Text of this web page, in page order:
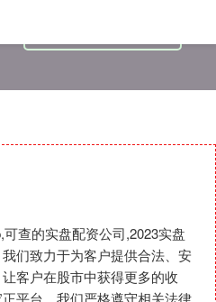
查的实盘配资公司,2023实盘
们致力于为客户提供合法、安
客户在股市中获得更多的收
平台，我们严格遵守相关法律